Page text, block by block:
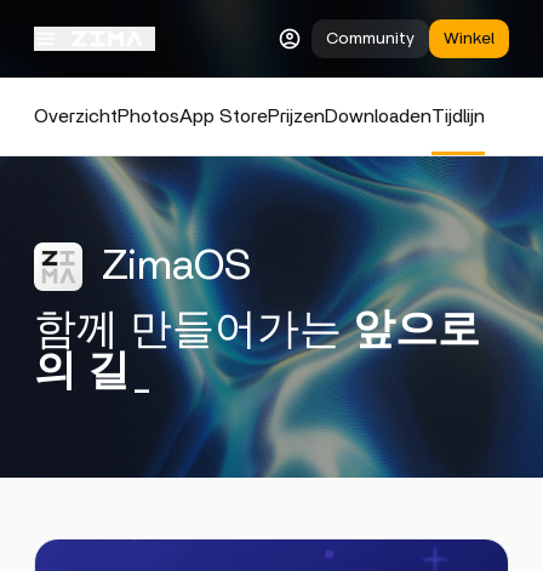
Community Winkel
OverzichtPhotosApp StorePrijzenDownloadenTijdlijn
ZimaOS
함께 만들어가는앞으로
의 길